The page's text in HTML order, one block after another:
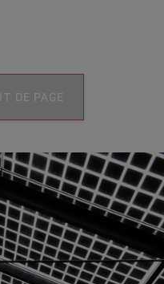
DE PAGE